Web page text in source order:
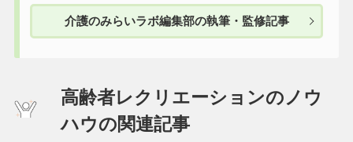
介護のみらいラボ編集部の執筆・監修記事
高齢者レクリエーションのノウ
ハウの関連記事